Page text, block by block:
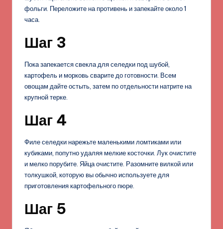
фольги. Переложите на противень и запекайте около 1
часа.
Шаг 3
Пока запекается свекла для селедки под шубой,
картофель и морковь сварите до готовности. Всем
овощам дайте остыть, затем по отдельности натрите на
крупной терке.
Шаг 4
Филе селедки нарежьте маленькими ломтиками или
кубиками, попутно удаляя мелкие косточки. Лук очистите
и мелко порубите. Яйца очистите. Разомните вилкой или
толкушкой, которую вы обычно используете для
приготовления картофельного пюре.
Шаг 5